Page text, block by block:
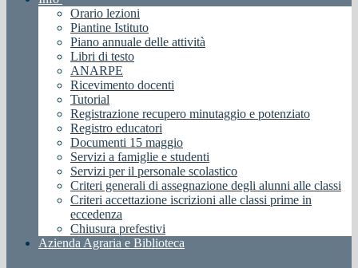
Orario lezioni
Piantine Istituto
Piano annuale delle attività
Libri di testo
ANARPE
Ricevimento docenti
Tutorial
Registrazione recupero minutaggio e potenziato
Registro educatori
Documenti 15 maggio
Servizi a famiglie e studenti
Servizi per il personale scolastico
Criteri generali di assegnazione degli alunni alle classi
Criteri accettazione iscrizioni alle classi prime in
eccedenza
Chiusura prefestivi
Azienda Agraria e Biblioteca